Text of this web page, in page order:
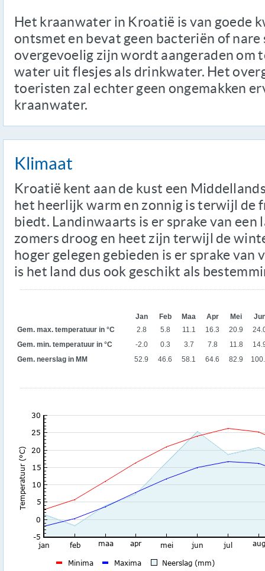
Het kraanwater in Kroatië is van goede
ontsmet en bevat geen bacteriën of nare
overgevoelig zijn wordt aangeraden om
water uit flesjes als drinkwater. Het
toeristen zal echter geen ongemakken
kraanwater.
Klimaat
Kroatië kent aan de kust een
het heerlijk warm en zonnig is terwijl de
biedt. Landinwaarts is er sprake van
zomers droog en heet zijn terwijl de
hoger gelegen gebieden is er sprake van
is het land dus ook geschikt als
Jan Feb Maa Apr Mei
Gem. max. temperatuur in °C
2.8 5.8 11.1 16.3 20.9
Gem. min. temperatuur in °C
-2.0 0.3 3.7 7.8 11.8
Gem. neerslag in MM
52.9 46.6 58.1 64.6 82.9